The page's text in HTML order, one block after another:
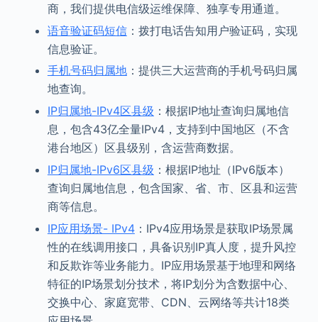
商，我们提供电信级运维保障、独享专用通道。
语音验证码短信：拨打电话告知用户验证码，实现
信息验证。
手机号码归属地：提供三大运营商的手机号码归属
地查询。
IP归属地-IPv4区县级 ：根据IP地址查询归属地信
息，包含43亿全量IPv4，支持到中国地区（不含
港台地区）区县级别，含运营商数据。
IP归属地-IPv6区县级 ：根据IP地址（IPv6版本）
查询归属地信息，包含国家、省、市、区县和运营
商等信息。
IP应用场景- IPv4：IPv4应用场景是获取IP场景属
性的在线调用接口，具备识别IP真人度，提升风控
和反欺诈等业务能力。IP应用场景基于地理和网络
特征的IP场景划分技术，将IP划分为含数据中心、
交换中心、家庭宽带、CDN、云网络等共计18类